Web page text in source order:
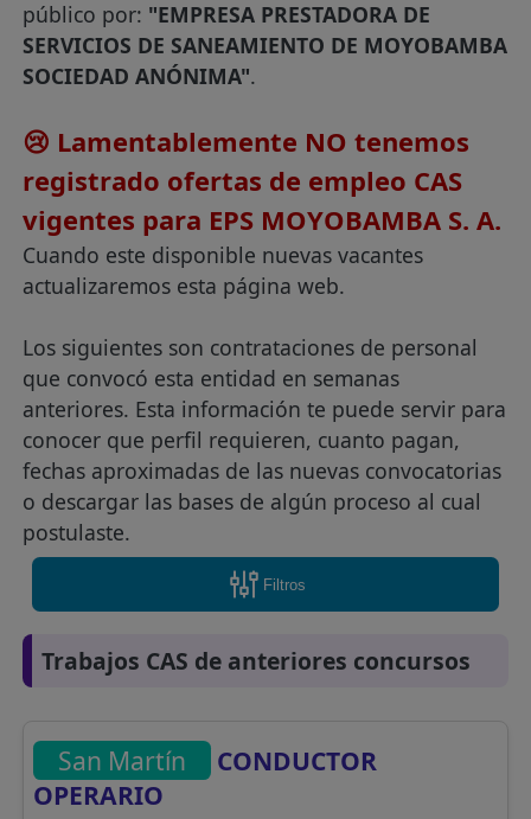
público por: "EMPRESA PRESTADORA DE
SERVICIOS DE SANEAMIENTO DE MOYOBAMBA
SOCIEDAD ANÓNIMA".
😢 Lamentablemente NO tenemos
registrado ofertas de empleo CAS
vigentes para EPS MOYOBAMBA S. A.
Cuando este disponible nuevas vacantes
actualizaremos esta página web.
Los siguientes son contrataciones de personal
que convocó esta entidad en semanas
anteriores. Esta información te puede servir para
conocer que perfil requieren, cuanto pagan,
fechas aproximadas de las nuevas convocatorias
o descargar las bases de algún proceso al cual
postulaste.
Filtros
Trabajos CAS de anteriores concursos
San Martín
CONDUCTOR
OPERARIO